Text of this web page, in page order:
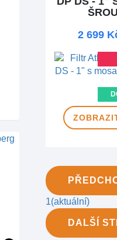
2 699
1(aktuální)
DALŠÍ